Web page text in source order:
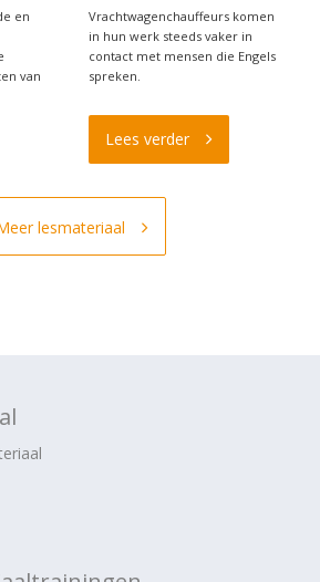
en
van
Vrachtwagenchauffeurs komen
in hun werk steeds vaker in
contact met mensen die Engels
spreken.
Lees verder
lesmateriaal